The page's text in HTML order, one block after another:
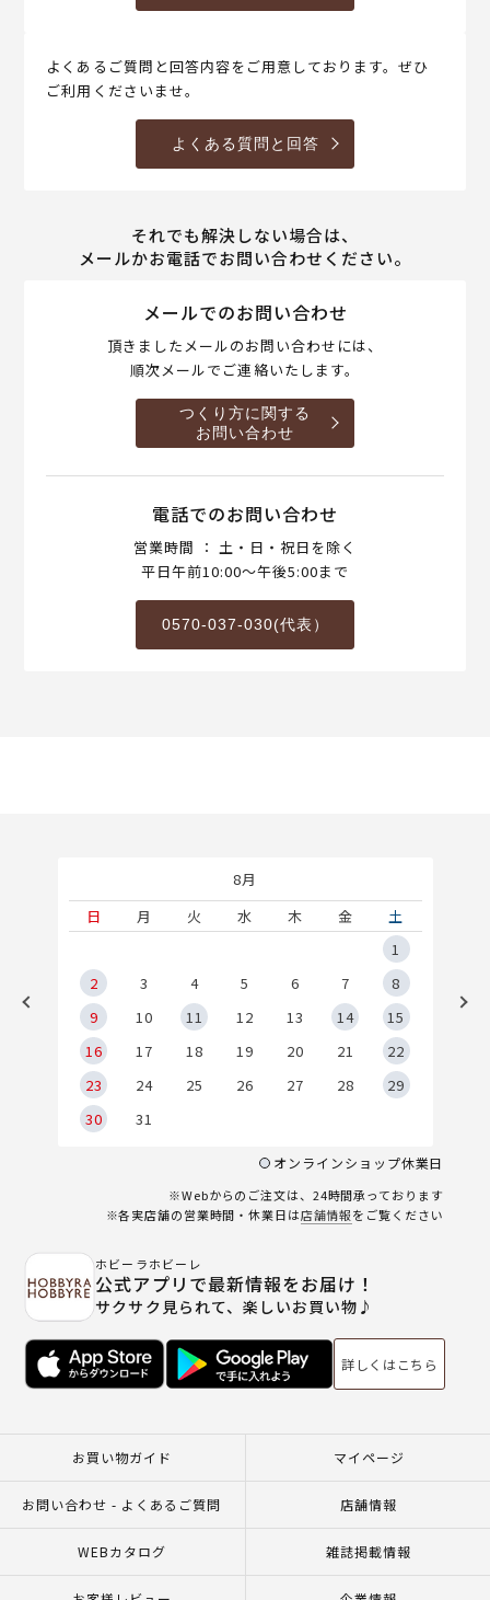
よくあるご質問と回答内容をご用意しております。ぜひ
ご利用くださいませ。
よくある質問と回答
それでも解決しない場合は、
メールかお電話でお問い合わせください。
メールでのお問い合わせ
頂きましたメールのお問い合わせには、
順次メールでご連絡いたします。
つくり方に関する
お問い合わせ
電話でのお問い合わせ
営業時間 ： 土・日・祝日を除く
平日午前10:00～午後5:00まで
0570-037-030(代表）
8月
日
月 火 水 木 金
土
1
2
3 4 5 6 7
8
9
10 11 12 13 14
15
16
17 18 19 20 21
22
23
24 25 26 27 28
29
30
31
オンラインショップ休業日
※Webからのご注文は、24時間承っております
※各実店舗の営業時間・休業日は店舗情報をご覧ください
ホビーラホビーレ
公式アプリで最新情報をお届け！
サクサク見られて、楽しいお買い物♪
詳しくはこちら
お買い物ガイド マイページ
お問い合わせ - よくあるご質問 店舗情報
WEBカタログ 雑誌掲載情報